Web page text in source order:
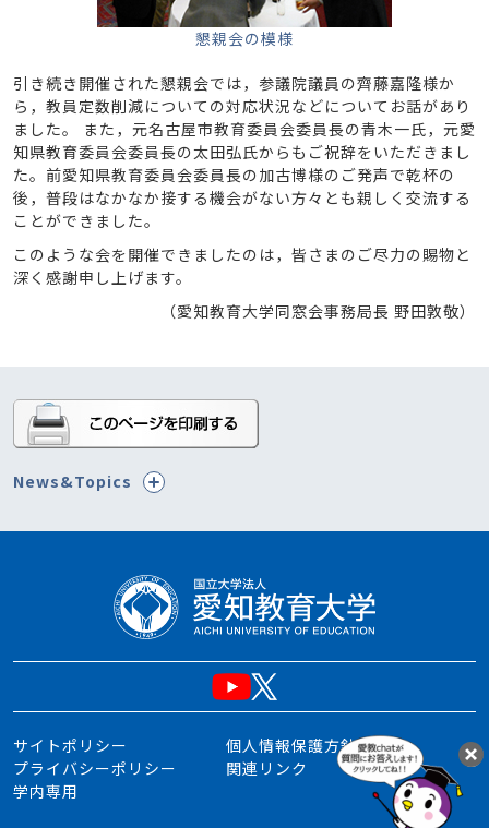
懇親会の模様
引き続き開催された懇親会では，参議院議員の齊藤嘉隆様か
ら，教員定数削減についての対応状況などについてお話があり
ました。 また，元名古屋市教育委員会委員長の青木一氏，元愛
知県教育委員会委員長の太田弘氏からもご祝辞をいただきまし
た。前愛知県教育委員会委員長の加古博様のご発声で乾杯の
後，普段はなかなか接する機会がない方々とも親しく交流する
ことができました。
このような会を開催できましたのは，皆さまのご尽力の賜物と
深く感謝申し上げます。
（愛知教育大学同窓会事務局長 野田敦敬）
News&Topics
サイトポリシー
個人情報保護方針
プライバシーポリシー
関連リンク
学内専用